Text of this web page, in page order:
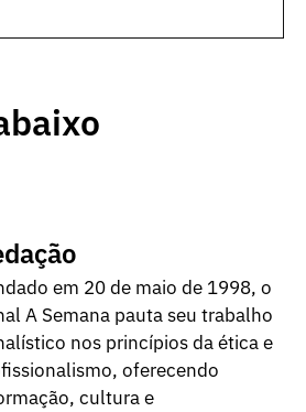
em 20 de maio de 1998, o
A Semana pauta seu trabalho
nos princípios da ética e
oferecendo
cultura e